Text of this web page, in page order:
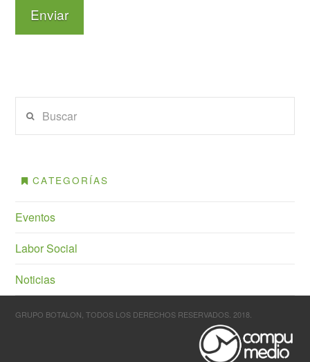
CATEGORÍAS
Eventos
Labor Social
Noticias
GRUPO BOTALON, TODOS LOS DERECHOS RESERVADOS. 2018.